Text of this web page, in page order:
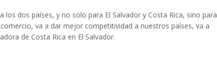
dos países, y no solo para El Salvador y Costa Rica, sino para
va a dar mejor competitividad a nuestros países, va a
de Costa Rica en El Salvador.